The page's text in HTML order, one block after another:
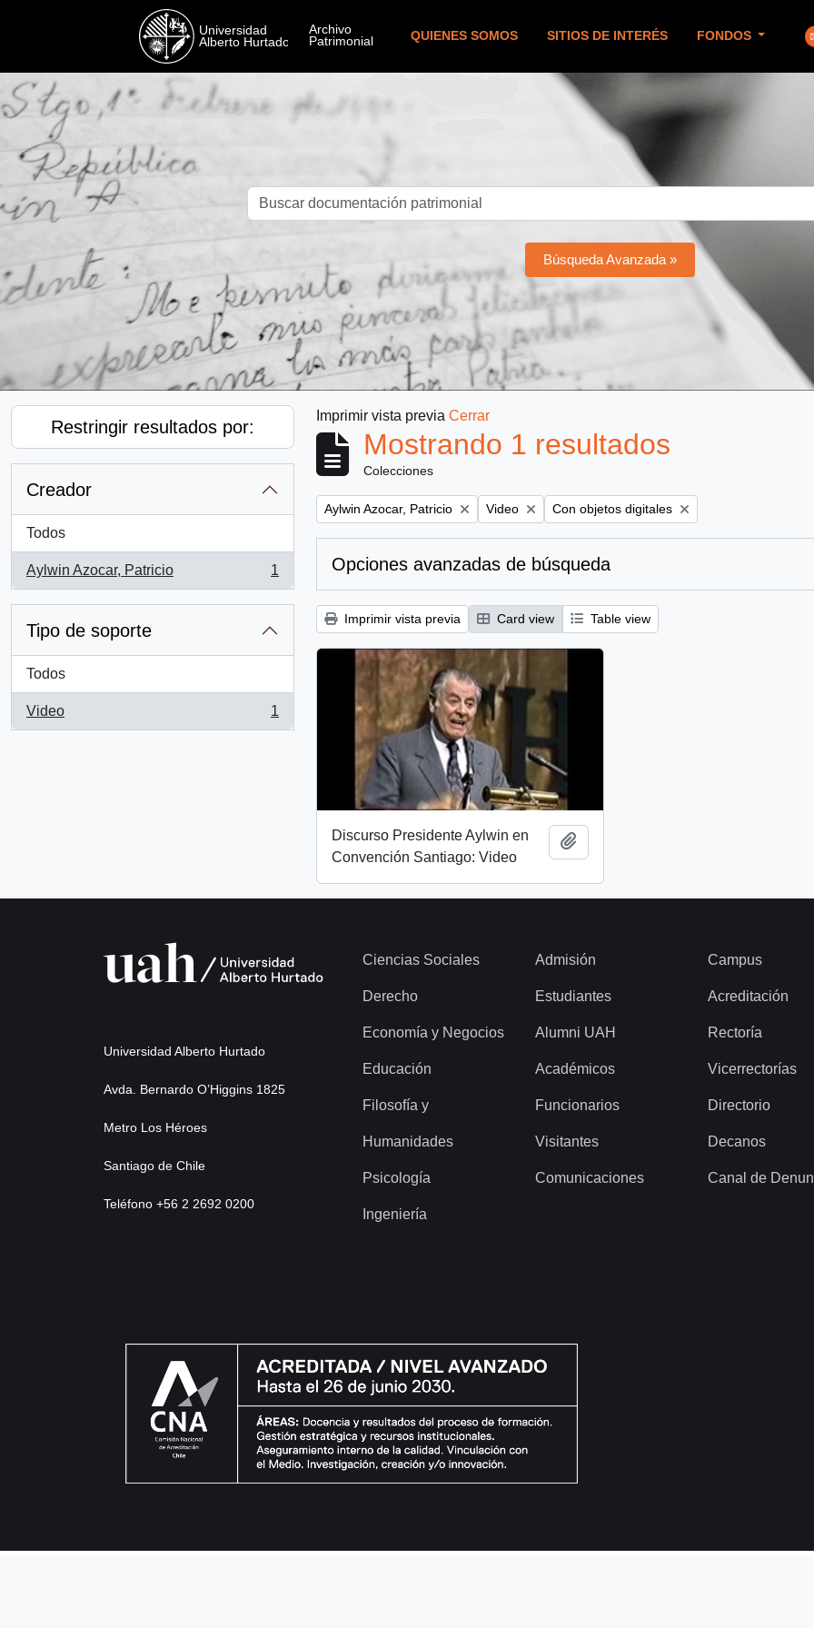
QUIENES SOMOS SITIOS DE INTERÉS FONDOS
Búsqueda Avanzada »
Restringir resultados por:
Creador
Todos
Aylwin Azocar, Patricio
, 1 resultados
1
Tipo de soporte
Todos
Video
, 1 resultados
1
Imprimir vista previa Cerrar
Mostrando 1 resultados
Colecciones
Remove filter:
Aylwin Azocar, Patricio Remove filter:
Video Remove filter:
Con objetos digitales
Opciones avanzadas de búsqueda
Imprimir vista previa Card view Table view
Discurso Presidente Aylwin en
Convención Santiago: Video
Universidad Alberto Hurtado
Avda. Bernardo O’Higgins 1825
Metro Los Héroes
Santiago de Chile
Teléfono +56 2 2692 0200
Ciencias Sociales
Derecho
Economía y Negocios
Educación
Filosofía y
Humanidades
Psicología
Ingeniería
Admisión
Estudiantes
Alumni UAH
Académicos
Funcionarios
Visitantes
Comunicaciones
Campus
Acreditación
Rectoría
Vicerrectorías
Directorio
Decanos
Canal de